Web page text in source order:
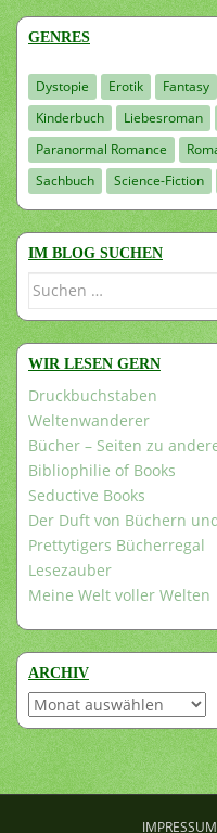
GENRES
Dystopie Erotik Fantasy
Kinderbuch
Liebesroman
Paranormal Romance
Sachbuch
Science-Fiction
IM BLOG SUCHEN
Suchen
WIR LESEN GERN
Druckbuchstaben
Weltenwanderer
Bücher – Seiten zu
Bibliophilie of Books
Seductive Books
Der Duft von Büchern
Prettytigers Bücherregal
Lesezauber
Meine Welt voller Welten
ARCHIV
Archiv
IMPRESSUM